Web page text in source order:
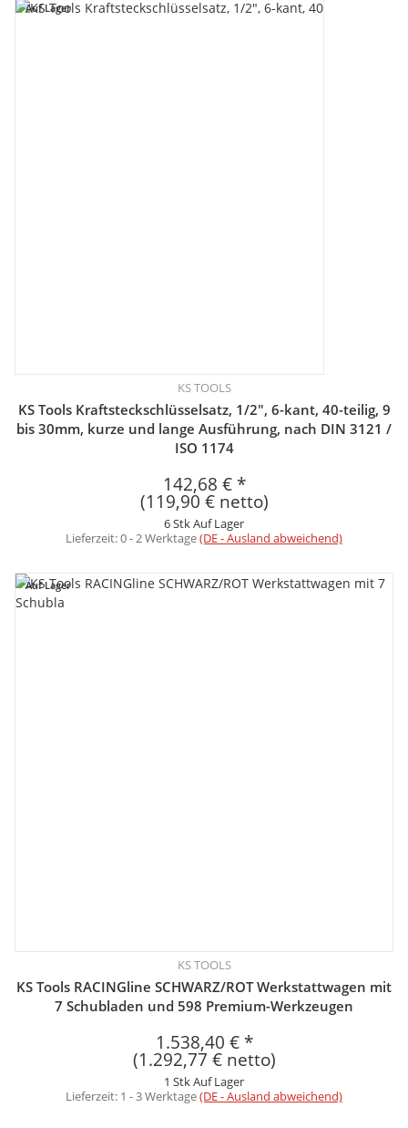
Auf Lager
KS TOOLS
KS Tools Kraftsteckschlüsselsatz, 1/2", 6-kant, 40-teilig, 9
bis 30mm, kurze und lange Ausführung, nach DIN 3121 /
ISO 1174
142,68 € *
(119,90 € netto)
6 Stk Auf Lager
Lieferzeit:0 - 2 Werktage(DE - Ausland abweichend)
Auf Lager
KS TOOLS
KS Tools RACINGline SCHWARZ/ROT Werkstattwagen mit
7 Schubladen und 598 Premium-Werkzeugen
1.538,40 € *
(1.292,77 € netto)
1 Stk Auf Lager
Lieferzeit: 1 - 3 Werktage(DE - Ausland abweichend)